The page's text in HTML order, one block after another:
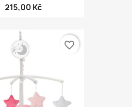
215,00 Kč
favorite_border